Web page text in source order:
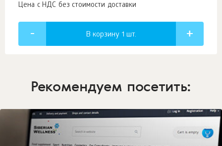
Цена с НДС без стоимости доставки
В корзину 1 шт.
Рекомендуем посетить: